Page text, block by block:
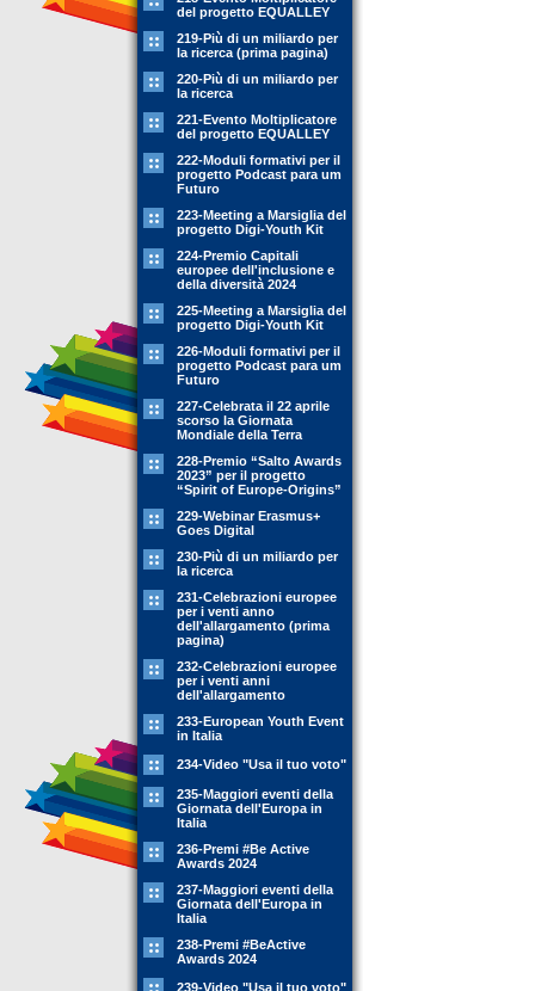
del progetto EQUALLEY
219-Più di un miliardo per
la ricerca (prima pagina)
220-Più di un miliardo per
la ricerca
221-Evento Moltiplicatore
del progetto EQUALLEY
222-Moduli formativi per il
progetto Podcast para um
Futuro
223-Meeting a Marsiglia del
progetto Digi-Youth Kit
224-Premio Capitali
europee dell'inclusione e
della diversità 2024
225-Meeting a Marsiglia del
progetto Digi-Youth Kit
226-Moduli formativi per il
progetto Podcast para um
Futuro
227-Celebrata il 22 aprile
scorso la Giornata
Mondiale della Terra
228-Premio “Salto Awards
2023” per il progetto
“Spirit of Europe-Origins”
229-Webinar Erasmus+
Goes Digital
230-Più di un miliardo per
la ricerca
231-Celebrazioni europee
per i venti anno
dell'allargamento (prima
pagina)
232-Celebrazioni europee
per i venti anni
dell'allargamento
233-European Youth Event
in Italia
234-Video "Usa il tuo voto"
235-Maggiori eventi della
Giornata dell'Europa in
Italia
236-Premi #Be Active
Awards 2024
237-Maggiori eventi della
Giornata dell'Europa in
Italia
238-Premi #BeActive
Awards 2024
239-Video "Usa il tuo voto"